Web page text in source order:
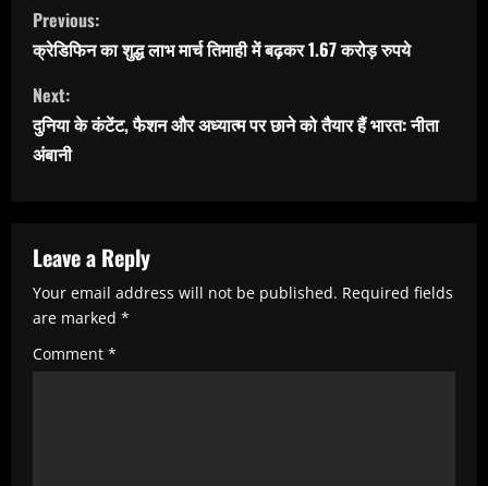
o
n
t
i
e
R
e
a
Previous:
क्रेडिफिन का शुद्ध लाभ मार्च तिमाही में बढ़कर 1.67 करोड़ रुपये
Next:
दुनिया के कंटेंट, फैशन और अध्यात्म पर छाने को तैयार हैं भारत: नीता
अंबानी
Leave a Reply
Your email address will not be published. Required fields
are marked *
Comment *